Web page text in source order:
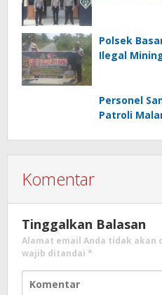
Polsek
Ilegal
Personel
Patroli
Komentar
Tinggalkan Balasan
Alamat email Anda tidak akan
wajib ditandai *